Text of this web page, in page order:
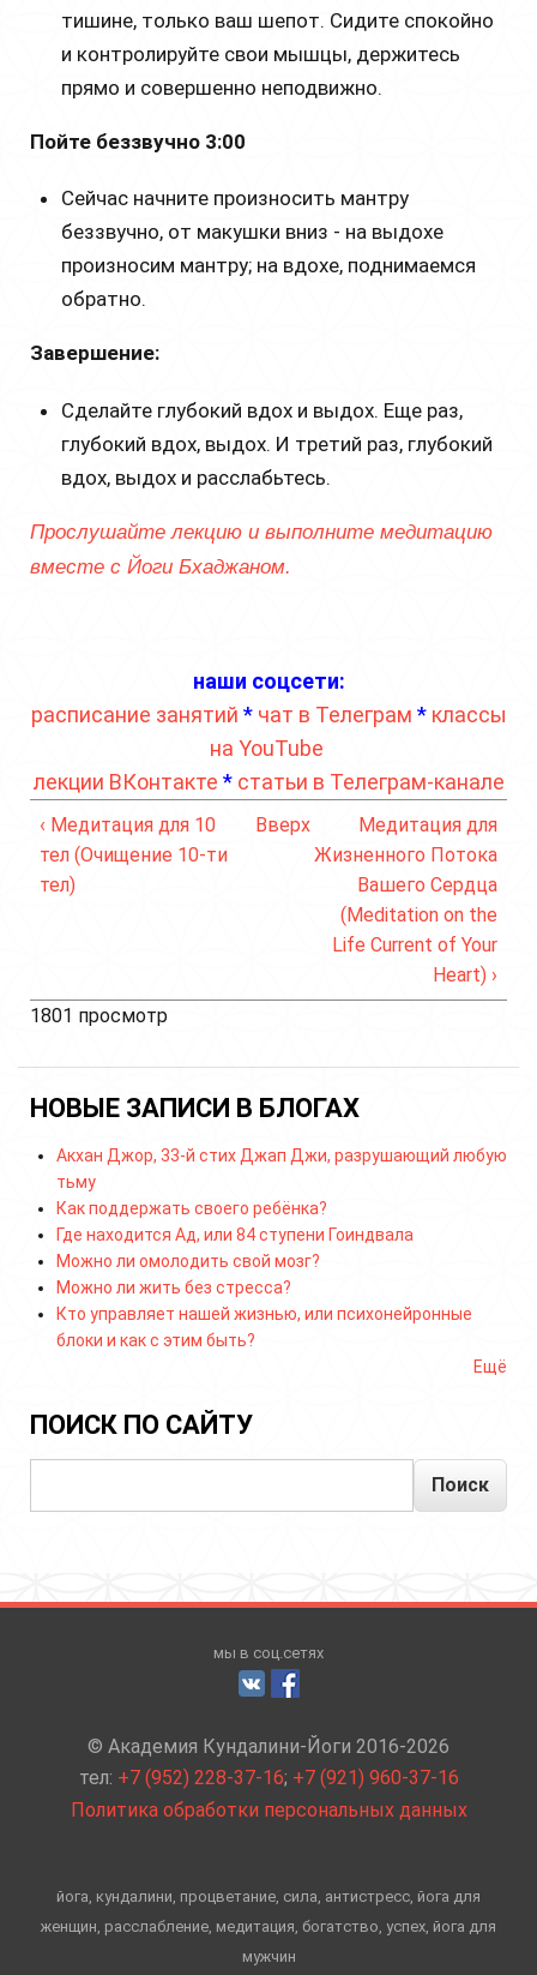
тишине, только ваш шепот. Сидите спокойно
и контролируйте свои мышцы, держитесь
прямо и совершенно неподвижно.
Пойте беззвучно 3:00
Сейчас начните произносить мантру
беззвучно, от макушки вниз - на выдохе
произносим мантру; на вдохе, поднимаемся
обратно.
Завершение:
Сделайте глубокий вдох и выдох. Еще раз,
глубокий вдох, выдох. И третий раз, глубокий
вдох, выдох и расслабьтесь.
Прослушайте лекцию и выполните медитацию
вместе с Йоги Бхаджаном.
наши соцсети:
расписание занятий * чат в Телеграм * классы
на YouTube
лекции ВКонтакте * статьи в Телеграм-канале
‹ Медитация для 10
тел (Очищение 10-ти
тел)
Вверх
Медитация для
Жизненного Потока
Вашего Сердца
(Meditation on the
Life Current of Your
Heart) ›
1801 просмотр
НОВЫЕ ЗАПИСИ В БЛОГАХ
Акхан Джор, 33-й стих Джап Джи, разрушающий любую
тьму
Как поддержать своего ребёнка?
Где находится Ад, или 84 ступени Гоиндвала
Можно ли омолодить свой мозг?
Можно ли жить без стресса?
Кто управляет нашей жизнью, или психонейронные
блоки и как с этим быть?
Ещё
ПОИСК ПО САЙТУ
мы в соц.сетях
© Академия Кундалини-Йоги 2016-2026
тел: +7 (952) 228-37-16; +7 (921) 960-37-16
Политика обработки персональных данных
йога, кундалини, процветание, сила, антистресс, йога для
женщин, расслабление, медитация, богатство, успех, йога для
мужчин